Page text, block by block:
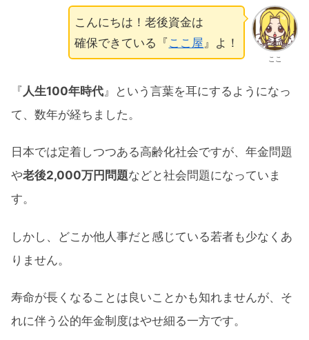
ここ
こんにちは！老後資金は
確保できている『 ここ屋』よ！
『 人生100年時代』という言葉を耳にするようになっ
て、数年が経ちました。
日本では定着しつつある高齢化社会ですが、年金問題
や老後2,000万円問題などと社会問題になっていま
す。
しかし、どこか他人事だと感じている若者も少なくあ
りません。
寿命が長くなることは良いことかも知れませんが、そ
れに伴う公的年金制度はやせ細る一方です。